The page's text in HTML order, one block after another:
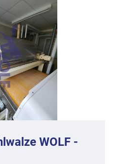
WOLF -